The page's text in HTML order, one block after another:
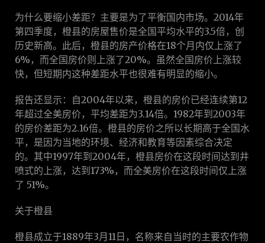
为什么要缩小差距？主要是为了平衡国内市场。2014年
第四季度，橙县的房屋售价是全国平均水平的3.5倍，创
历史新高。此后，橙县的房产价格在18个月内仅上涨了
6%，而全国房价则上涨了20%。虽然全国房价上涨较
快，但短期内这种差距水平也很难有明显的缩小。
报告还显示：自2004年以来，橙县的房价已经连续第12
年超过全美房价，平均差距为3.14倍。1982年到2003年
的房价差距为2.16倍。橙县的房价之所以长期高于全国水
平，是因为当地的环境、经济和教育等因素综合决定
的。其中1997年到2004年，橙县房价在这段时间达到井
喷式的上涨，达到173%，而全美房价在这段时间仅上涨
了 51%。
关于橙县
橙县成立于1889年3月11日，名称来自当时的主要农作物